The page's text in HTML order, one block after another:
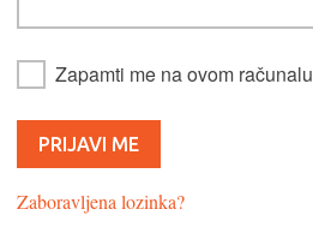
Zapamti me na ovom računalu
Zaboravljena lozinka?